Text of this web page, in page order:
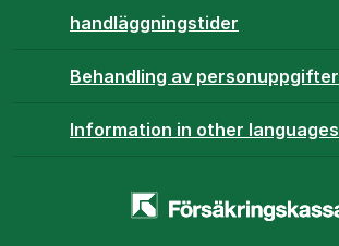
handläggningstider
Behandling av personuppgifter
Information in other languages
Startsidan